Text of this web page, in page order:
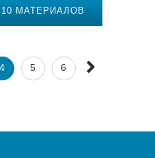
МАТЕРИАЛОВ
4 5 6